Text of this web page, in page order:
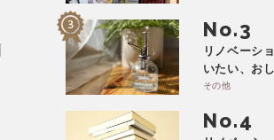
No.
リノベーシ
いたい、お
その他
No.